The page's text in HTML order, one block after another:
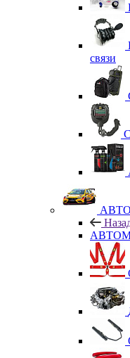
связи